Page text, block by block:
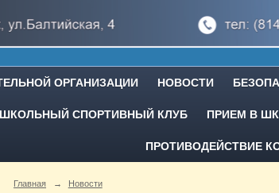
ОРГАНИЗАЦИИ НОВОСТИ
ШКОЛЬНЫЙ СПОРТИВНЫЙ КЛУБ ПРИЕМ В
ПРОТИВОДЕЙСТВИЕ
Главная → Новости